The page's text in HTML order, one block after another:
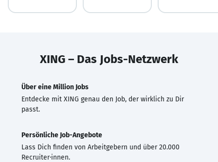
XING – Das Jobs-Netzwerk
Über eine Million Jobs
Entdecke mit XING genau den Job, der wirklich zu Dir
passt.
Persönliche Job-Angebote
Lass Dich finden von Arbeitgebern und über 20.000
Recruiter·innen.